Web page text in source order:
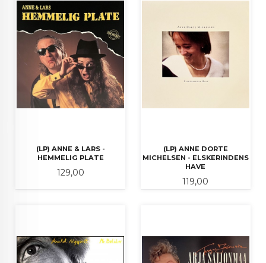
(LP) ANNE & LARS -
HEMMELIG PLATE
Pris
129,00
(LP) ANNE DORTE
MICHELSEN - ELSKERINDENS
HAVE
Pris
119,00